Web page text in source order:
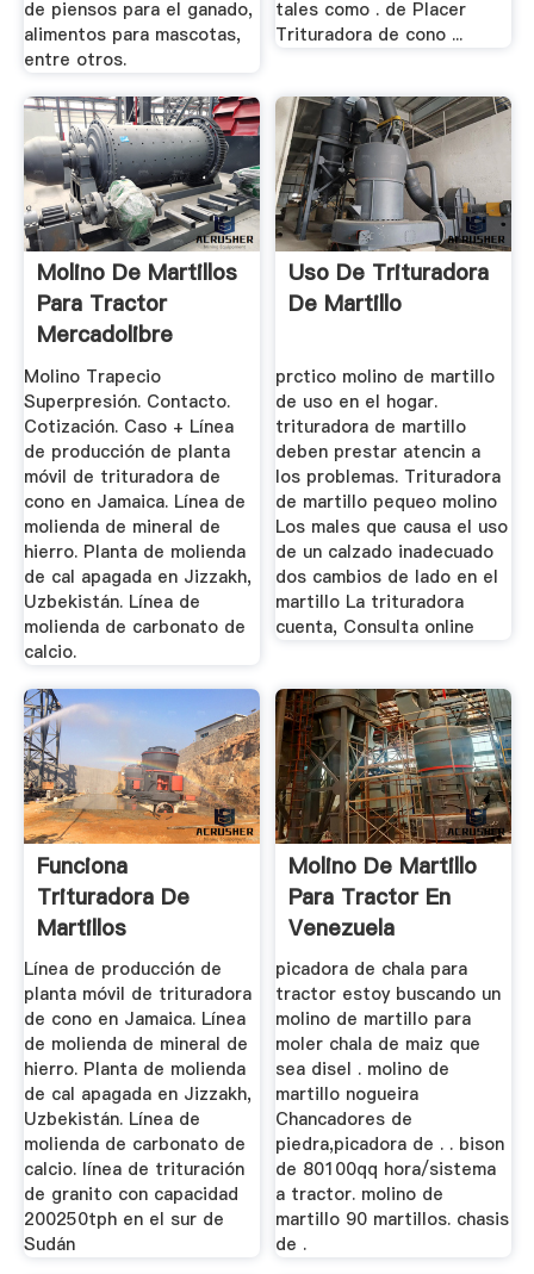
de piensos para el ganado,
alimentos para mascotas,
entre otros.
tales como . de Placer
Trituradora de cono ...
Molino De Martillos
Para Tractor
Mercadolibre
Molino Trapecio
Superpresión. Contacto.
Cotización. Caso + Línea
de producción de planta
móvil de trituradora de
cono en Jamaica. Línea de
molienda de mineral de
hierro. Planta de molienda
de cal apagada en Jizzakh,
Uzbekistán. Línea de
molienda de carbonato de
calcio.
Uso De Trituradora
De Martillo
prctico molino de martillo
de uso en el hogar.
trituradora de martillo
deben prestar atencin a
los problemas. Trituradora
de martillo pequeo molino
Los males que causa el uso
de un calzado inadecuado
dos cambios de lado en el
martillo La trituradora
cuenta, Consulta online
Funciona
Trituradora De
Martillos
Línea de producción de
planta móvil de trituradora
de cono en Jamaica. Línea
de molienda de mineral de
hierro. Planta de molienda
de cal apagada en Jizzakh,
Uzbekistán. Línea de
molienda de carbonato de
calcio. línea de trituración
de granito con capacidad
200250tph en el sur de
Sudán
Molino De Martillo
Para Tractor En
Venezuela
picadora de chala para
tractor estoy buscando un
molino de martillo para
moler chala de maiz que
sea disel . molino de
martillo nogueira
Chancadores de
piedra,picadora de . . bison
de 80100qq hora/sistema
a tractor. molino de
martillo 90 martillos. chasis
de .